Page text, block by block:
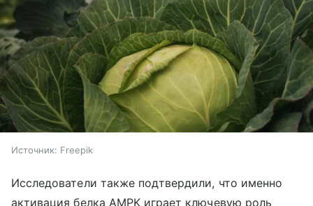
Источник: Freepik
Исследователи также подтвердили, что именно
активация белка AMPK играет ключевую роль